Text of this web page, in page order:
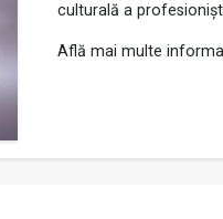
culturală a
Află mai multe